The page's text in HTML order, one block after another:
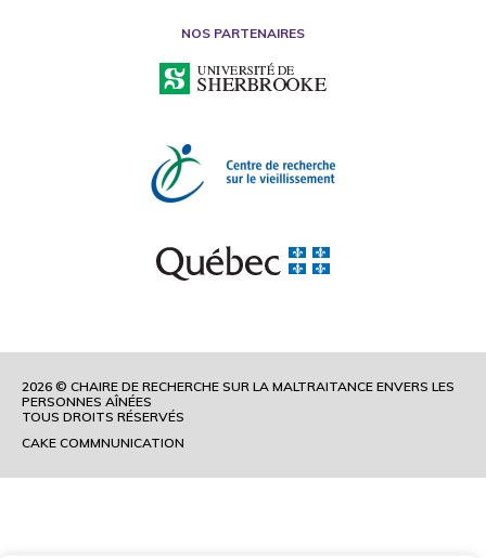
Airth
Ajdukovic
NOS PARTENAIRES
2026 © CHAIRE DE RECHERCHE SUR LA MALTRAITANCE ENVERS LES
PERSONNES AÎNÉES
TOUS DROITS RÉSERVÉS
CAKE COMMNUNICATION